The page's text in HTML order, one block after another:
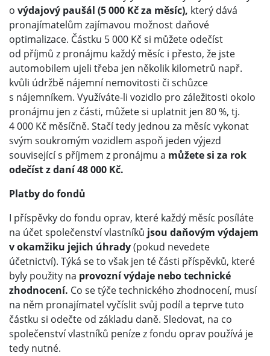
o výdajový paušál (5 000 Kč za měsíc), který dává
pronajímatelům zajímavou možnost daňové
optimalizace. Částku 5 000 Kč si můžete odečíst
od příjmů z pronájmu každý měsíc i přesto, že jste
automobilem ujeli třeba jen několik kilometrů např.
kvůli údržbě nájemní nemovitosti či schůzce
s nájemníkem. Využíváte-li vozidlo pro záležitosti okolo
pronájmu jen z části, můžete si uplatnit jen 80 %, tj.
4 000 Kč měsíčně. Stačí tedy jednou za měsíc vykonat
svým soukromým vozidlem aspoň jeden výjezd
související s příjmem z pronájmu a můžete si za rok
odečíst z daní 48 000 Kč.
Platby do fondů
I příspěvky do fondu oprav, které každý měsíc posíláte
na účet společenství vlastníků jsou daňovým výdajem
v okamžiku jejich úhrady(pokud nevedete
účetnictví). Týká se to však jen té části příspěvků, které
byly použity na provozní výdaje nebo technické
zhodnocení. Co se týče technického zhodnocení, musí
na něm pronajímatel vyčíslit svůj podíl a teprve tuto
částku si odečte od základu daně. Sledovat, na co
společenství vlastníků peníze z fondu oprav používá je
tedy nutné.